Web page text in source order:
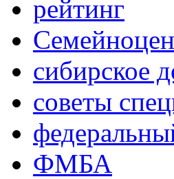
рейтинг
сибирское
советы
ФМБА